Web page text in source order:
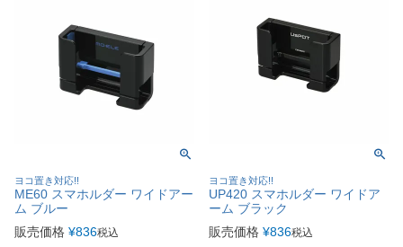
ヨコ置き対応!!
ME60 スマホルダー ワイドアー
ム ブルー
販売価格 ¥836税込
ヨコ置き対応!!
UP420 スマホルダー ワイドア
ーム ブラック
販売価格 ¥836税込